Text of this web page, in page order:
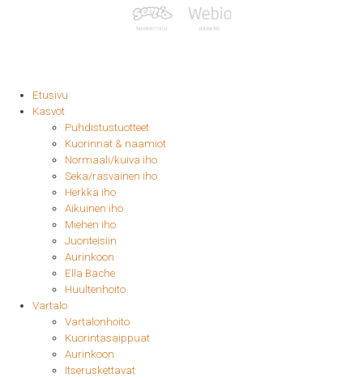
Etusivu
Kasvot
Puhdistustuotteet
Kuorinnat & naamiot
Normaali/kuiva iho
Seka/rasvainen iho
Herkkä iho
Aikuinen iho
Miehen iho
Juonteisiin
Aurinkoon
Ella Bache
Huultenhoito
Vartalo
Vartalonhoito
Kuorintasaippuat
Aurinkoon
Itseruskettavat